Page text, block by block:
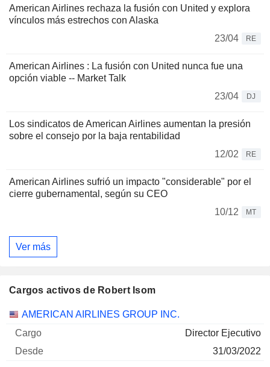
American Airlines rechaza la fusión con United y explora
vínculos más estrechos con Alaska
23/04
RE
American Airlines : La fusión con United nunca fue una
opción viable -- Market Talk
23/04
DJ
Los sindicatos de American Airlines aumentan la presión
sobre el consejo por la baja rentabilidad
12/02
RE
American Airlines sufrió un impacto "considerable" por el
cierre gubernamental, según su CEO
10/12
MT
Ver más
Cargos activos de Robert Isom
Empresas Cargo Inicio
AMERICAN AIRLINES GROUP INC.
Director Ejecutivo
31/03/2022